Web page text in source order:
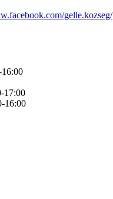
gelle.kozseg/
17:00
16:00